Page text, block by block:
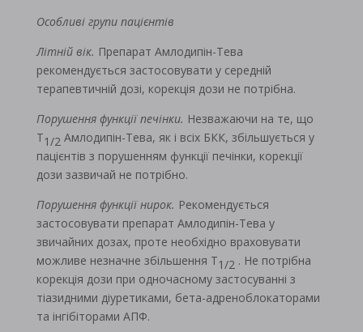
Особливі групи пацієнтів
Літній вік. Препарат Амлодипін-Тева
рекомендується застосовувати у середній
терапевтичній дозі, корекція дози не потрібна.
Порушення функції печінки. Незважаючи на те, що
T1/2 Амлодипін-Тева, як і всіх БКК, збільшується у
пацієнтів з порушенням функції печінки, корекції
дози зазвичай не потрібно.
Порушення функції нирок. Рекомендується
застосовувати препарат Амлодипін-Тева у
звичайних дозах, проте необхідно враховувати
можливе незначне збільшення T1/2 . Не потрібна
корекція дози при одночасному застосуванні з
тіазидними діуретиками, бета-адреноблокаторами
та інгібіторами АПФ.